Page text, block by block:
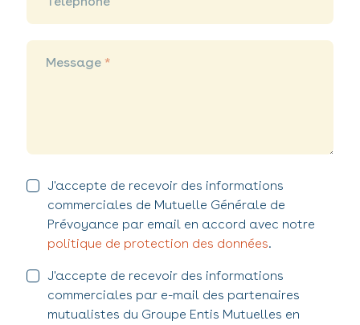
Message*
J'accepte de recevoir des informations
commerciales de Mutuelle Générale de
Prévoyance par email en accord avec notre
politique de protection des données.
J'accepte de recevoir des informations
commerciales par e-mail des partenaires
mutualistes du Groupe Entis Mutuelles en